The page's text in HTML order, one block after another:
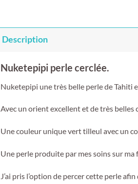
Description
Nuketepipi perle cerclée.
Nuketepipi une très belle perle de Tahiti
Avec un orient excellent et de très belles
Une couleur unique vert tilleul avec un
Une perle produite par mes soins sur ma
J’ai pris l’option de percer cette perle